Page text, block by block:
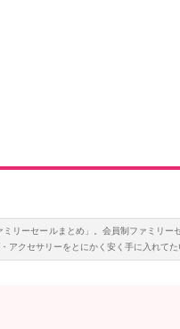
リーセールまとめ」。会員制ファミリ
アクセサリーをとにかく安く手に入れて